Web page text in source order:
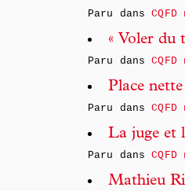
Paru dans
« Voler du
Paru dans
Place nette
Paru dans
La juge et
Paru dans
Mathieu